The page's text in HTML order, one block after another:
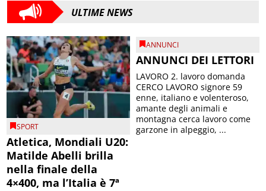
ULTIME NEWS
SPORT
Atletica, Mondiali U20:
Matilde Abelli brilla
nella finale della
4×400, ma l’Italia è 7ª
ANNUNCI
ANNUNCI DEI LETTORI
LAVORO 2. lavoro domanda
CERCO LAVORO signore 59
enne, italiano e volenteroso,
amante degli animali e
montagna cerca lavoro come
garzone in alpeggio, ...